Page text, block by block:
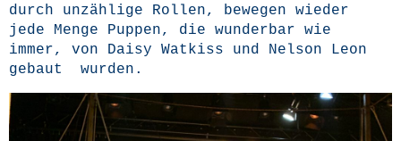
durch unzäh­li­ge Rol­len, bewe­gen wie­der
jede Men­ge Pup­pen, die wun­der­bar wie
immer, von Dai­sy Wat­kiss und Nel­son Leon
gebaut wurden.